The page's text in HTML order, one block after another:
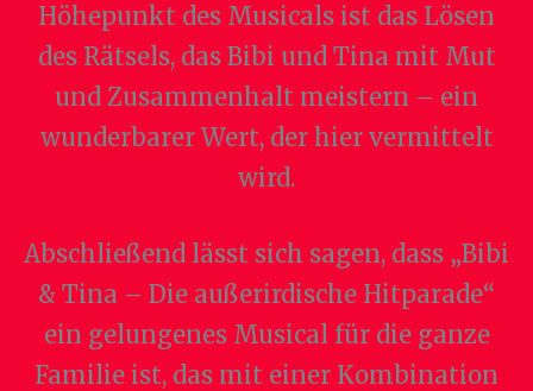
Höhepunkt des Musicals ist das Lösen
des Rätsels, das Bibi und Tina mit Mut
und Zusammenhalt meistern – ein
wunderbarer Wert, der hier vermittelt
wird.
Abschließend lässt sich sagen, dass „Bibi
& Tina – Die außerirdische Hitparade“
ein gelungenes Musical für die ganze
Familie ist, das mit einer Kombination